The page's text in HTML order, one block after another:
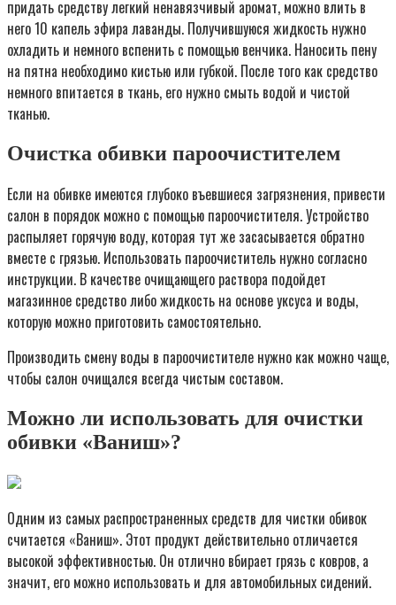
придать средству легкий ненавязчивый аромат, можно влить в
него 10 капель эфира лаванды. Получившуюся жидкость нужно
охладить и немного вспенить с помощью венчика. Наносить пену
на пятна необходимо кистью или губкой. После того как средство
немного впитается в ткань, его нужно смыть водой и чистой
тканью.
Очистка обивки пароочистителем
Если на обивке имеются глубоко въевшиеся загрязнения, привести
салон в порядок можно с помощью пароочистителя. Устройство
распыляет горячую воду, которая тут же засасывается обратно
вместе с грязью. Использовать пароочиститель нужно согласно
инструкции. В качестве очищающего раствора подойдет
магазинное средство либо жидкость на основе уксуса и воды,
которую можно приготовить самостоятельно.
Производить смену воды в пароочистителе нужно как можно чаще,
чтобы салон очищался всегда чистым составом.
Можно ли использовать для очистки
обивки «Ваниш»?
Одним из самых распространенных средств для чистки обивок
считается «Ваниш». Этот продукт действительно отличается
высокой эффективностью. Он отлично вбирает грязь с ковров, а
значит, его можно использовать и для автомобильных сидений.